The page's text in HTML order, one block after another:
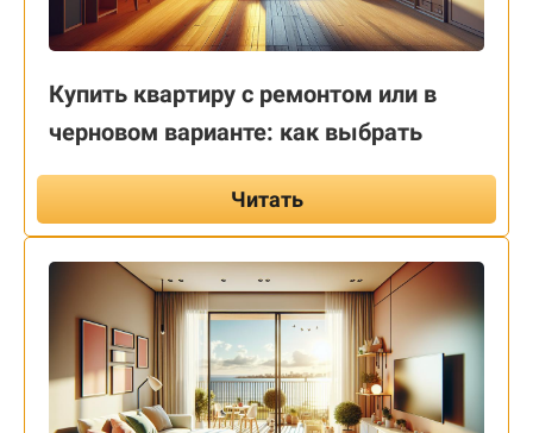
Купить квартиру с ремонтом или в
черновом варианте: как выбрать
Читать